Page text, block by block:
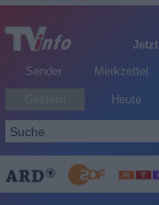
Jetzt
Sender
Merkzettel
Heute